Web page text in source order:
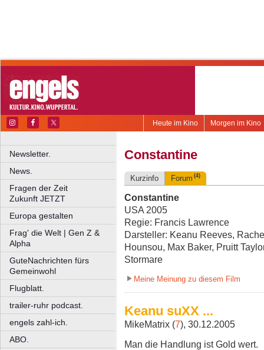
Morgen im Kino
Heute im Kino
Newsletter.
News.
Fragen der Zeit
Zukunft JETZT
Europa gestalten
Frag' die Welt | Gen Z &
Alpha
GuteNachrichten fürs
Gemeinwohl
Flugblatt.
trailer-ruhr podcast.
engels zahl-ich.
ABO.
Constantine
Kurzinfo Forum (4)
Constantine
USA 2005
Regie: Francis Lawrence
Darsteller: Keanu Reeves,
Hounsou, Max Baker, Pruitt
Stormare
Meine Meinung zu diesem Film
Keanu suXX ...
MikeMatrix (7), 30.12.2005
Man die Handlung ist Gold wert.